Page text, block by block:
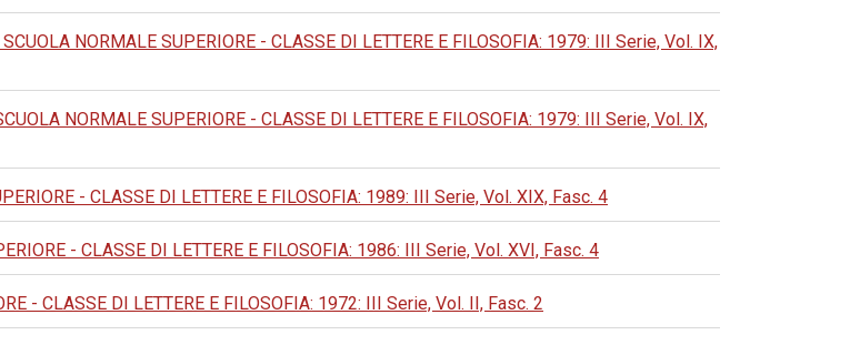
NORMALE SUPERIORE - CLASSE DI LETTERE E FILOSOFIA: 1979: III Serie, Vol. IX,
NORMALE SUPERIORE - CLASSE DI LETTERE E FILOSOFIA: 1979: III Serie, Vol. IX,
- CLASSE DI LETTERE E FILOSOFIA: 1989: III Serie, Vol. XIX, Fasc. 4
- CLASSE DI LETTERE E FILOSOFIA: 1986: III Serie, Vol. XVI, Fasc. 4
- CLASSE DI LETTERE E FILOSOFIA: 1972: III Serie, Vol. II, Fasc. 2